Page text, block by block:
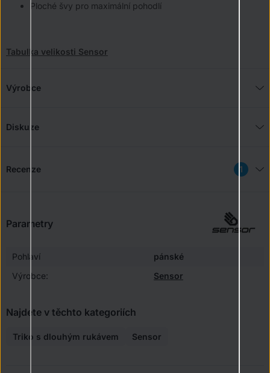
Ploché švy pro maximální pohodlí
Tabulka velikosti Sensor
Výrobce
Diskuze
Recenze
Parametry
Pohlaví
pánské
Výrobce:
Sensor
Najdete v těchto kategoriích
Triko s dlouhým rukávem Sensor